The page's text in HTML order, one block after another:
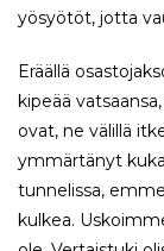
yösyötöt, jotta
Eräällä
kipeää
ovat, ne välillä
ymmärtänyt
tunnelissa,
kulkea.